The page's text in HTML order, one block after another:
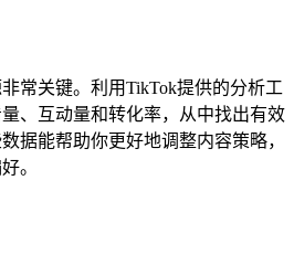
常关键。利用TikTok提供的分析工
、互动量和转化率，从中找出有效
据能帮助你更好地调整内容策略，
。